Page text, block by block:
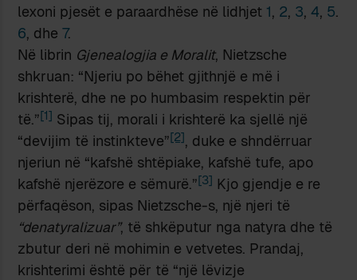
lexoni pjesët e paraardhëse në lidhjet 1, 2, 3,4, 5.
6, dhe7.
Në librin Gjenealogjia e Moralit, Nietzsche
shkruan: “Njeriu po bëhet gjithnjë e më i
krishterë, dhe ne po humbasim respektin për
të.”[1] Sipas tij, morali i krishterë ka sjellë një
“devijim të instinkteve”[2], duke e shndërruar
njeriun në “kafshë shtëpiake, kafshë tufe, apo
kafshë njerëzore e sëmurë.”[3] Kjo gjendje e re
përfaqëson, sipas Nietzsche-s, një njeri të
“denatyralizuar”, të shkëputur nga natyra dhe të
zbutur deri në mohimin e vetvetes. Prandaj,
krishterimi është për të “një lëvizje